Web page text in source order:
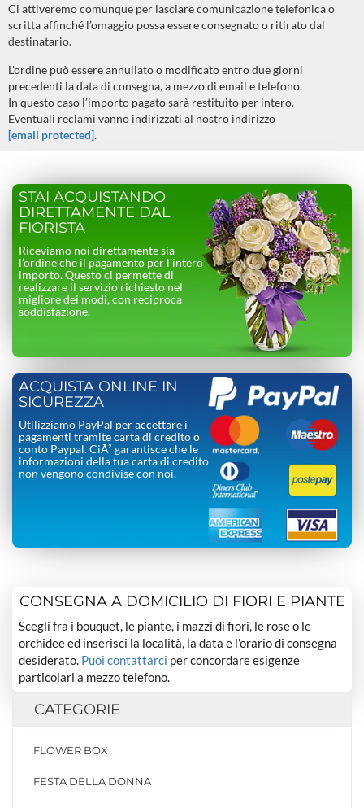
Ci attiveremo comunque per lasciare comunicazione telefonica o
scritta affinché l’omaggio possa essere consegnato o ritirato dal
destinatario.
L'ordine può essere annullato o modificato entro due giorni
precedenti la data di consegna, a mezzo di email e telefono.
In questo caso l’importo pagato sarà restituito per intero.
Eventuali reclami vanno indirizzati al nostro indirizzo
[email protected].
STAI ACQUISTANDO
DIRETTAMENTE DAL
FIORISTA
Riceviamo noi direttamente sia
l’ordine che il pagamento per l’intero
importo. Questo ci permette di
realizzare il servizio richiesto nel
migliore dei modi, con reciproca
soddisfazione.
ACQUISTA ONLINE IN
SICUREZZA
Utilizziamo PayPal per accettare i
pagamenti tramite carta di credito o
conto Paypal. CiÃ² garantisce che le
informazioni della tua carta di credito
non vengono condivise con noi.
CONSEGNA A DOMICILIO DI FIORI E PIANTE
Scegli fra i bouquet, le piante, i mazzi di fiori, le rose o le
orchidee ed inserisci la località, la data e l’orario di consegna
desiderato. Puoi contattarci per concordare esigenze
particolari a mezzo telefono.
CATEGORIE
FLOWER BOX
FESTA DELLA DONNA